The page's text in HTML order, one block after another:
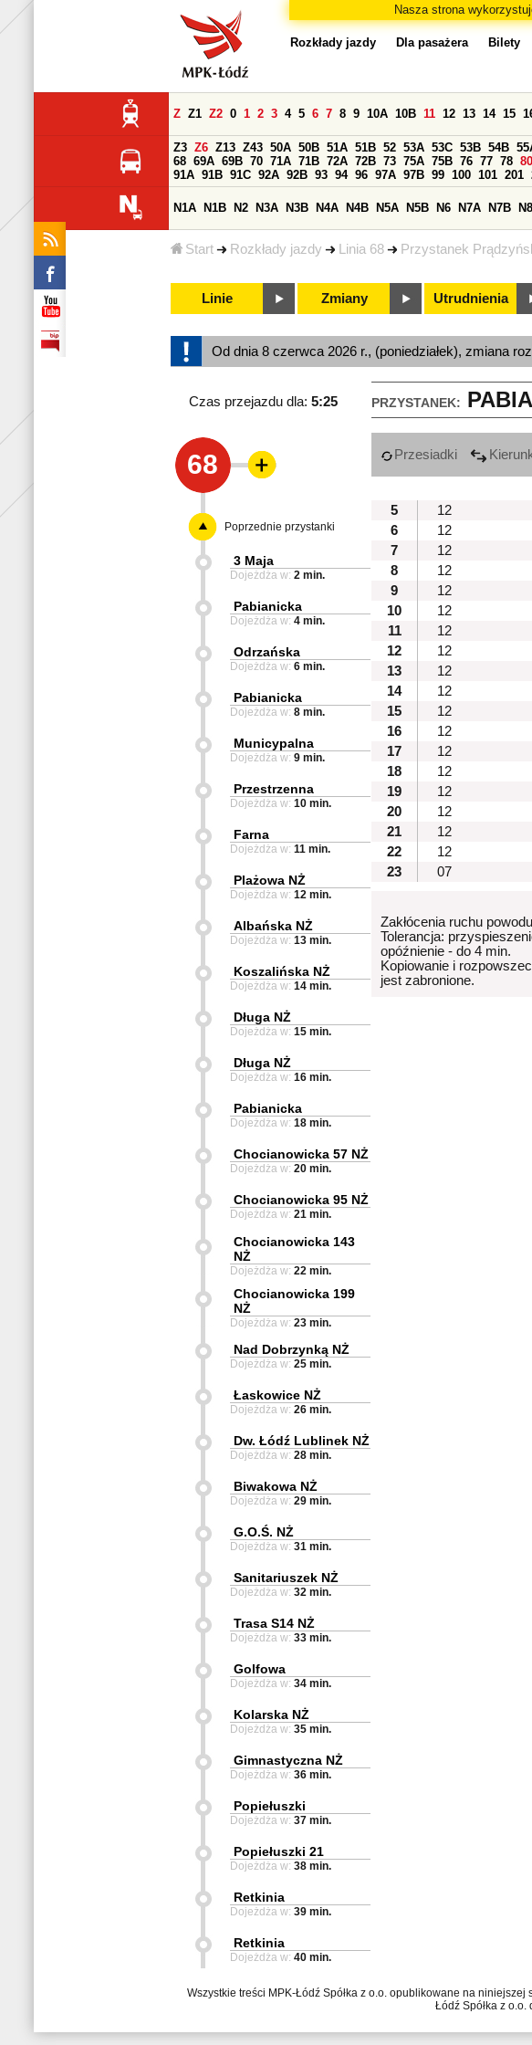
Nasza strona
Start Rozkłady jazdy Linia 68 Przystanek
Rozkłady jazdy Dla pasażera Bilety
Z Z1 Z2 0 1 2 3 4 5 6 7 8 9 10A 10B 11 12 13 14 15
Z3 Z6 Z13 Z43 50A 50B 51A 51B 52 53A 53C 53B 54B
68 69A 69B 70 71A 71B 72A 72B 73 75A 75B 76 77 78
91A 91B 91C 92A 92B 93 94 96 97A 97B 99 100 101 201
N1A N1B N2 N3A N3B N4A N4B N5A N5B N6 N7A N7B N8
Linie Zmiany Utrudnienia
Od dnia 8 czerwca 2026 r., (poniedziałek), zmiana
PRZYSTANEK:
Czas przejazdu dla: 5:25
68 Przesiadki
5
12
6
12
7
12
8
12
9
12
10
12
11
12
12
12
13
12
14
12
15
12
16
12
17
12
18
12
19
12
20
12
21
12
22
12
23
07
Zakłócenia ruchu
Tolerancja:
opóźnienie - do 4 min.
Kopiowanie i
jest zabronione.
Poprzednie przystanki
3 Maja
Dojeżdża w: 2 min.
Pabianicka
Dojeżdża w: 4 min.
Odrzańska
Dojeżdża w: 6 min.
Pabianicka
Dojeżdża w: 8 min.
Municypalna
Dojeżdża w: 9 min.
Przestrzenna
Dojeżdża w: 10 min.
Farna
Dojeżdża w: 11 min.
Plażowa NŻ
Dojeżdża w: 12 min.
Albańska NŻ
Dojeżdża w: 13 min.
Koszalińska NŻ
Dojeżdża w: 14 min.
Długa NŻ
Dojeżdża w: 15 min.
Długa NŻ
Dojeżdża w: 16 min.
Pabianicka
Dojeżdża w: 18 min.
Chocianowicka 57 NŻ
Dojeżdża w: 20 min.
Chocianowicka 95 NŻ
Dojeżdża w: 21 min.
Chocianowicka 143
NŻ
Dojeżdża w: 22 min.
Chocianowicka 199
NŻ
Dojeżdża w: 23 min.
Nad Dobrzynką NŻ
Dojeżdża w: 25 min.
Łaskowice NŻ
Dojeżdża w: 26 min.
Dw. Łódź Lublinek NŻ
Dojeżdża w: 28 min.
Biwakowa NŻ
Dojeżdża w: 29 min.
G.O.Ś. NŻ
Dojeżdża w: 31 min.
Sanitariuszek NŻ
Dojeżdża w: 32 min.
Trasa S14 NŻ
Dojeżdża w: 33 min.
Golfowa
Dojeżdża w: 34 min.
Kolarska NŻ
Dojeżdża w: 35 min.
Gimnastyczna NŻ
Dojeżdża w: 36 min.
Popiełuszki
Dojeżdża w: 37 min.
Popiełuszki 21
Dojeżdża w: 38 min.
Retkinia
Dojeżdża w: 39 min.
Retkinia
Dojeżdża w: 40 min.
Wszystkie treści MPK-Łódź Spółka z o.o. opublikowane na
Łódź Spółka z